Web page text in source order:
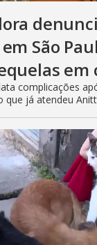
São
em
complicações
que já atendeu